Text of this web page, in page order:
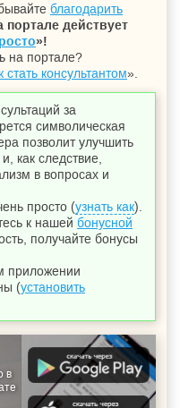
благодарить
портале действует
»!
на портале?
стать консультантом».
за
символическая
позволит улучшить
как следствие,
в вопросах и
просто (узнать как).
к нашей бонусной
получайте бонусы
приложении
(установить
в